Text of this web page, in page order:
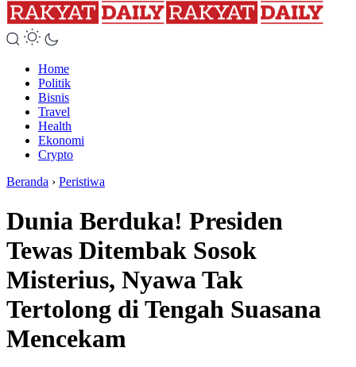
Home
Politik
Bisnis
Travel
Health
Ekonomi
Crypto
Beranda › Peristiwa
Dunia Berduka! Presiden
Tewas Ditembak Sosok
Misterius, Nyawa Tak
Tertolong di Tengah Suasana
Mencekam